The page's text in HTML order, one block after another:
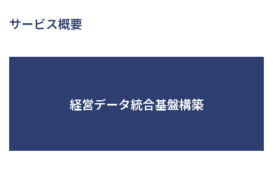
サービス概要
経営データ統合基盤構築